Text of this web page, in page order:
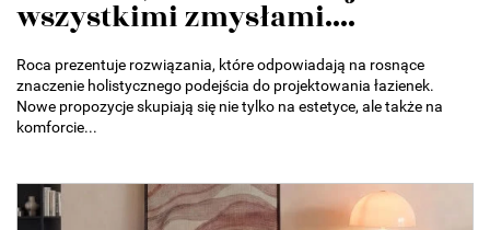
wszystkimi zmysłami....
Roca prezentuje rozwiązania, które odpowiadają na rosnące
znaczenie holistycznego podejścia do projektowania łazienek.
Nowe propozycje skupiają się nie tylko na estetyce, ale także na
komforcie...